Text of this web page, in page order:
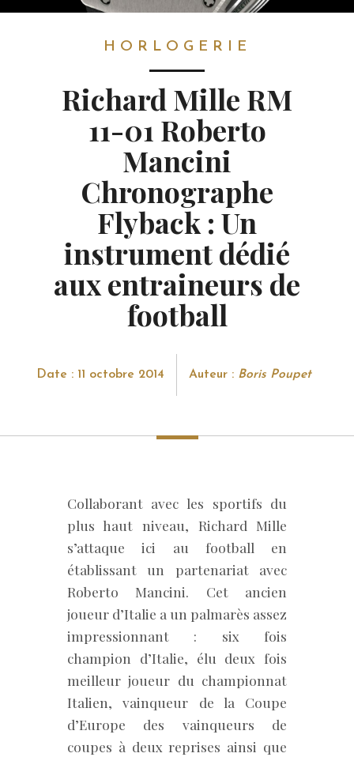
HORLOGERIE
Richard Mille RM
11-01 Roberto
Mancini
Chronographe
Flyback : Un
instrument dédié
aux entraineurs de
football
Date : 11 octobre 2014 Auteur : Boris Poupet
Collaborant avec les sportifs du
plus haut niveau, Richard Mille
s’attaque ici au football en
établissant un partenariat avec
Roberto Mancini. Cet ancien
joueur d’Italie a un palmarès assez
impressionnant : six fois
champion d’Italie, élu deux fois
meilleur joueur du championnat
Italien, vainqueur de la Coupe
d’Europe des vainqueurs de
coupes à deux reprises ainsi que